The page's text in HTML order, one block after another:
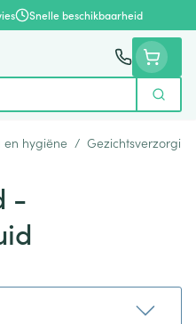
Snelle beschikbaarheid
Zoek
en hygiëne / Gezichtsverzorging
-